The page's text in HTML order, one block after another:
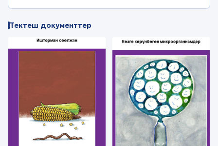
Тектеш документтер